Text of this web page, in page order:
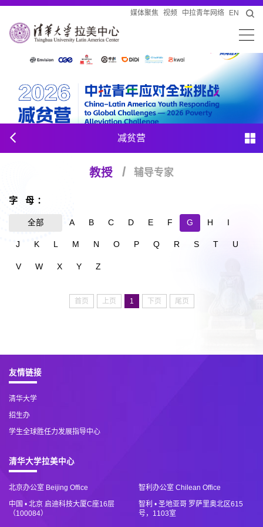
媒体聚焦 视频 中拉青年网络 EN
减贫营
教授 辅导专家
字 母：
全部 A B C D E F G H I
J K L M N O P Q R S T U
V W X Y Z
首页 上页 1 下页 尾页
友情链接
清华大学
招生办
学生全球胜任力发展指导中心
清华大学拉美中心
北京办公室 Beijing Office
中国 • 北京 启迪科技大厦C座16层
（100084）
智利办公室 Chilean Office
智利 • 圣地亚哥 罗萨里奥北区615
号，1103室